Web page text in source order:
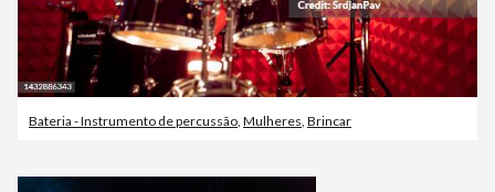
Bateria - Instrumento de percussão, Mulheres, Brincar